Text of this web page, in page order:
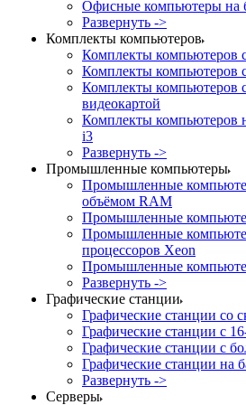
Офисные компьютеры на
Развернуть ->
Комплекты компьютеров
Комплекты компьютеров
Комплекты компьютеров
Комплекты компьютеров
видеокартой
Комплекты компьютеров
i3
Развернуть ->
Промышленные компьютеры
Промышленные
объёмом RAM
Промышленные
Промышленные
процессоров Xeon
Промышленные
Развернуть ->
Графические станции
Графические станции со
Графические станции с
Графические станции с
Графические станции на
Развернуть ->
Серверы